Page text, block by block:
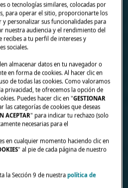
o tecnologías similares, colocadas por
para operar el sitio, proporcionarte los
personalizar sus funcionalidades para
nuestra audiencia y el rendimiento del
a tu perfil de intereses y
sociales.
almacenar datos en tu navegador o
en forma de cookies. Al hacer clic en
de todas las cookies. Como valoramos
privacidad, te ofrecemos la opción de
Puedes hacer clic en "GESTIONAR
las categorías de cookies que deseas
ACEPTAR" para indicar tu rechazo (solo
necesarias para el
en cualquier momento haciendo clic en
" al pie de cada página de nuestro
la Sección 9 de nuestrapolítica de